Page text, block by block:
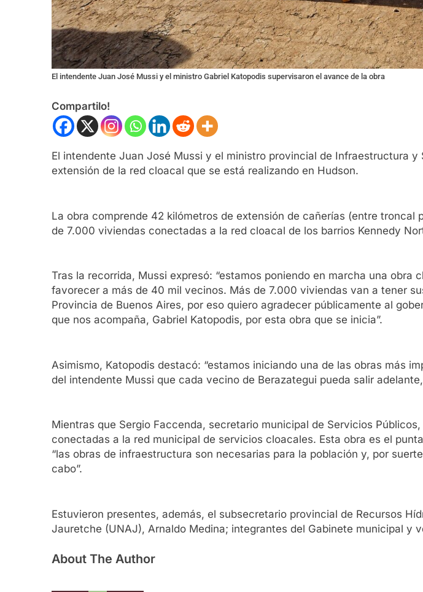
El intendente Juan José Mussi y el ministro Gabriel Katopodis supervisaron el avance de la obra
Compartilo!
El intendente Juan José Mussi y el ministro provincial de Infraestructura y
extensión de la red cloacal que se está realizando en Hudson.
La obra comprende 42 kilómetros de extensión de cañerías (entre
de 7.000 viviendas conectadas a la red cloacal de los barrios Kennedy
Tras la recorrida, Mussi expresó: “estamos poniendo en marcha una
favorecer a más de 40 mil vecinos. Más de 7.000 viviendas van a tener
Provincia de Buenos Aires, por eso quiero agradecer públicamente al
que nos acompaña, Gabriel Katopodis, por esta obra que se inicia”.
Asimismo, Katopodis destacó: “estamos iniciando una de las obras más
del intendente Mussi que cada vecino de Berazategui pueda salir
Mientras que Sergio Faccenda, secretario municipal de Servicios
conectadas a la red municipal de servicios cloacales. Esta obra es el
“las obras de infraestructura son necesarias para la población y, por
cabo”.
Estuvieron presentes, además, el subsecretario provincial de Recursos
Jauretche (UNAJ), Arnaldo Medina; integrantes del Gabinete municipal y
About The Author